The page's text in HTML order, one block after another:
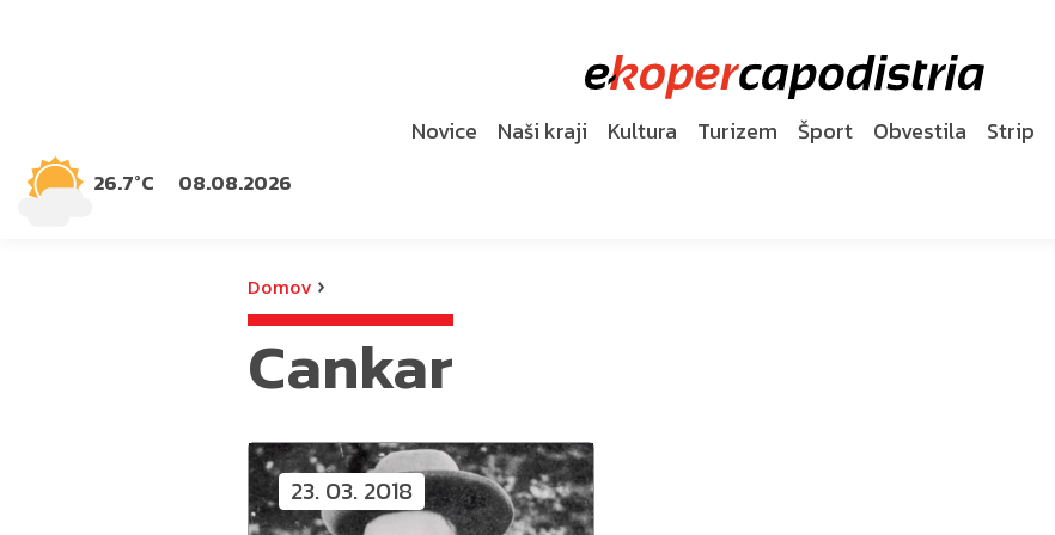
26.7°C 08.08.2026
Novice Naši kraji Kultura Turizem Šport Obvestila Strip
Domov ›
Cankar
23. 03. 2018